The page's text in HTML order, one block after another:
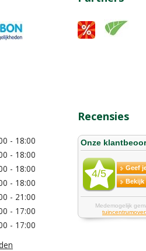
- 18:00
- 18:00
- 18:00
- 18:00
- 21:00
- 17:00
- 17:00
Recensies